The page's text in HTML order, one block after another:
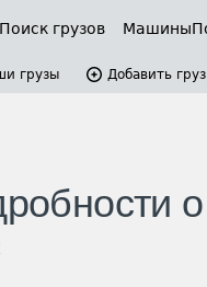
Поиск грузов Машины
грузы Добавить груз